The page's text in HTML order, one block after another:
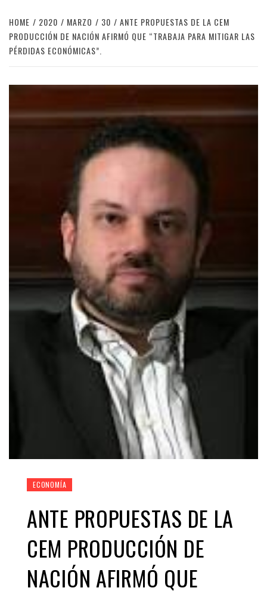
HOME 2020 MARZO 30
ANTE PROPUESTAS DE LA CEM
PRODUCCIÓN DE NACIÓN AFIRMÓ QUE “TRABAJA PARA MITIGAR LAS
PÉRDIDAS ECONÓMICAS”.
ECONOMÍA
ANTE PROPUESTAS DE LA
CEM PRODUCCIÓN DE
NACIÓN AFIRMÓ QUE